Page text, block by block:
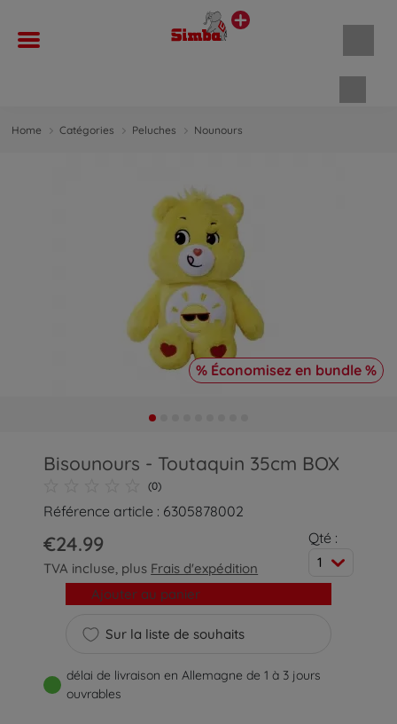
Home Catégories Peluches Nounours
% Économisez en bundle %
Bisounours - Toutaquin 35cm BOX
(0)
Référence article : 6305878002
€24.99
TVA incluse, plus Frais d'expédition
Qté :
1
Sur la liste de souhaits
Ajouter au panier
délai de livraison en Allemagne de 1 à 3 jours
ouvrables